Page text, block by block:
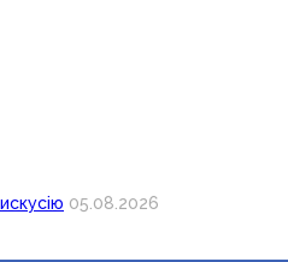
05.08.2026